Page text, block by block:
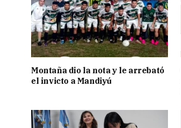
Montaña dio la nota y le arrebató
el invicto a Mandiyú